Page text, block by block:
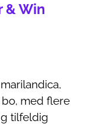
& Win
med flere
tilfeldig